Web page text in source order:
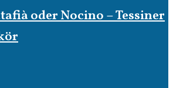
oder Nocino – Tessiner